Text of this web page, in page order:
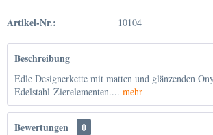
Artikel-Nr.: 10104
Beschreibung
Edle Designerkette mit matten und glänzenden
Edelstahl-Zierelementen.... mehr
Bewertungen 0